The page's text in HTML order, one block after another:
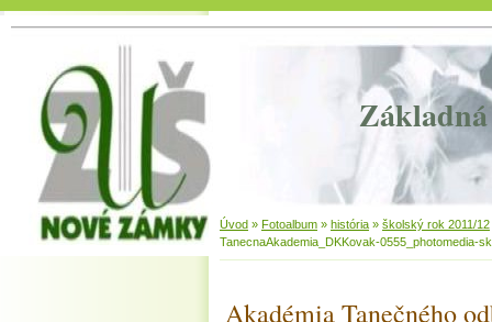
Základná
Úvod » Fotoalbum » história » školský rok 2011/12
TanecnaAkademia_DKKovak-0555_photomedia-sk
Akadémia Tanečného